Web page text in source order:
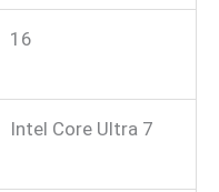
16
Intel Core Ultra 7